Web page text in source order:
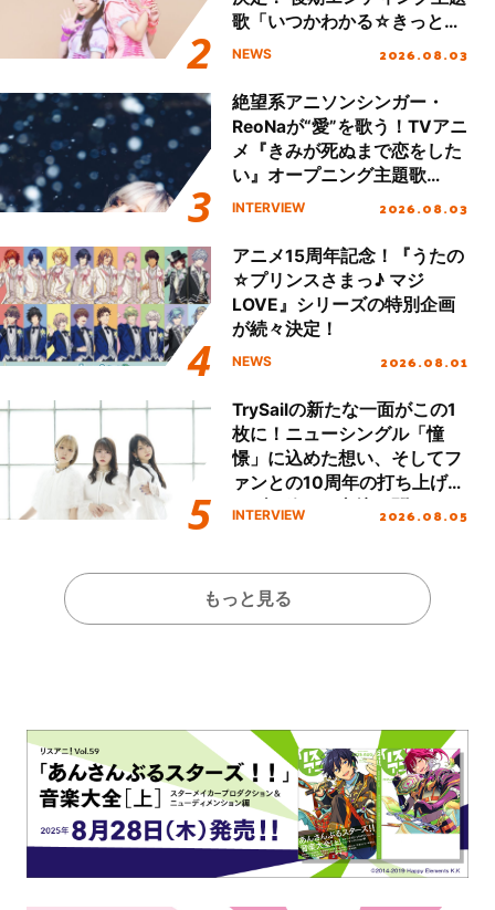
歌「いつかわかる☆きっとあ
える」TVサイズ先行配信開
NEWS 2026.08.03
絶望系アニソンシンガー・
ReoNaが“愛”を歌う！TVアニ
メ『きみが死ぬまで恋をした
い』オープニング主題歌
「Amore」インタビュー
INTERVIEW 2026.08.03
アニメ15周年記念！『うたの
☆プリンスさまっ♪ マジ
LOVE』シリーズの特別企画
が続々決定！
NEWS 2026.08.01
TrySailの新たな一面がこの1
枚に！ニューシングル「憧
憬」に込めた想い、そしてフ
ァンとの10周年の打ち上げラ
イブを終えた心境を聞いた。
INTERVIEW 2026.08.05
もっと見る